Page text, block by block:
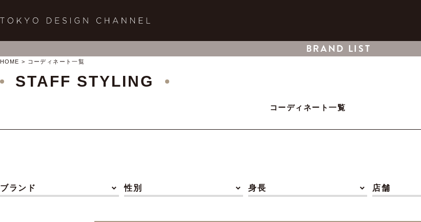
BRAND LIST
HOME コーディネート一覧
STAFF STYLING
コーディネート一覧
ブランド 性別 身長 店舗